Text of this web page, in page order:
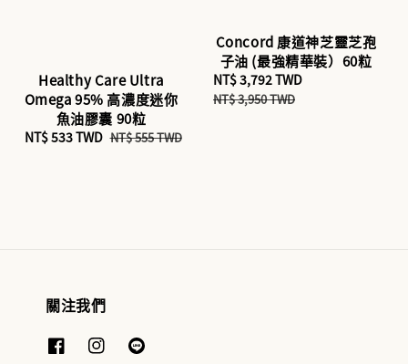
Healthy Care Ultra
Omega 95% 高濃度迷你
魚油膠囊 90粒
Sale
NT$ 533 TWD Regular
NT$ 555 TWD
Concord 康道神芝靈芝孢
子油 (最強精華裝）60粒
Sale
price
NT$ 3,792 TWD
NT$ 3,950 TWD
關注我們